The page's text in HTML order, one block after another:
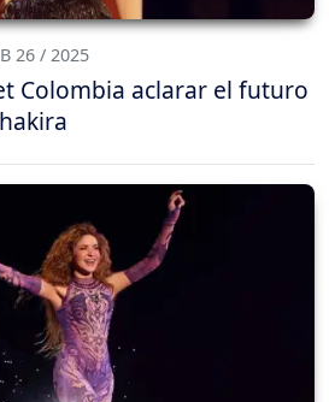
26 / 2025
Colombia aclarar el futuro